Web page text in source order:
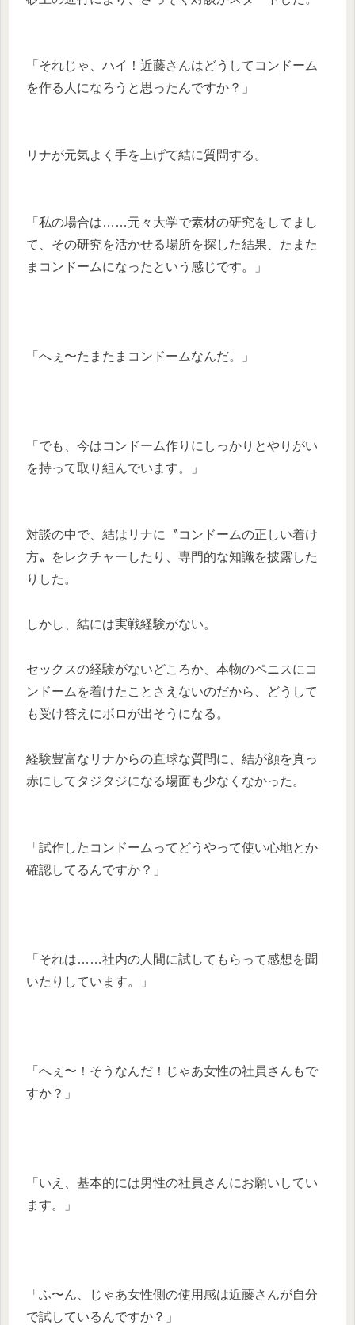
「それじゃ、ハイ！近藤さんはどうしてコンドーム
を作る人になろうと思ったんですか？」
リナが元気よく手を上げて結に質問する。
「私の場合は……元々大学で素材の研究をしてまし
て、その研究を活かせる場所を探した結果、たまた
まコンドームになったという感じです。」
「へぇ〜たまたまコンドームなんだ。」
「でも、今はコンドーム作りにしっかりとやりがい
を持って取り組んでいます。」
対談の中で、結はリナに〝コンドームの正しい着け
方〟をレクチャーしたり、専門的な知識を披露した
りした。
しかし、結には実戦経験がない。
セックスの経験がないどころか、本物のペニスにコ
ンドームを着けたことさえないのだから、どうして
も受け答えにボロが出そうになる。
経験豊富なリナからの直球な質問に、結が顔を真っ
赤にしてタジタジになる場面も少なくなかった。
「試作したコンドームってどうやって使い心地とか
確認してるんですか？」
「それは……社内の人間に試してもらって感想を聞
いたりしています。」
「へぇ〜！そうなんだ！じゃあ女性の社員さんもで
すか？」
「いえ、基本的には男性の社員さんにお願いしてい
ます。」
「ふ〜ん、じゃあ女性側の使用感は近藤さんが自分
で試しているんですか？」